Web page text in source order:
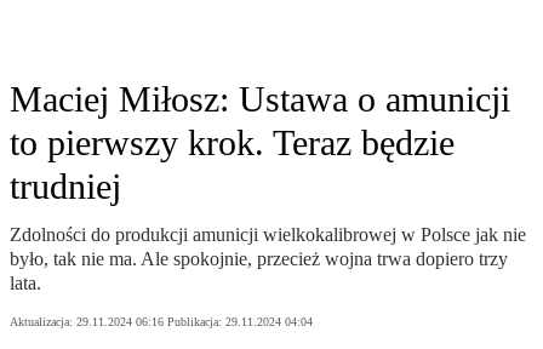
Maciej Miłosz: Ustawa o amunicji
to pierwszy krok. Teraz będzie
trudniej
Zdolności do produkcji amunicji wielkokalibrowej w Polsce jak nie
było, tak nie ma. Ale spokojnie, przecież wojna trwa dopiero trzy
lata.
Aktualizacja: 29.11.2024 06:16 Publikacja: 29.11.2024 04:04